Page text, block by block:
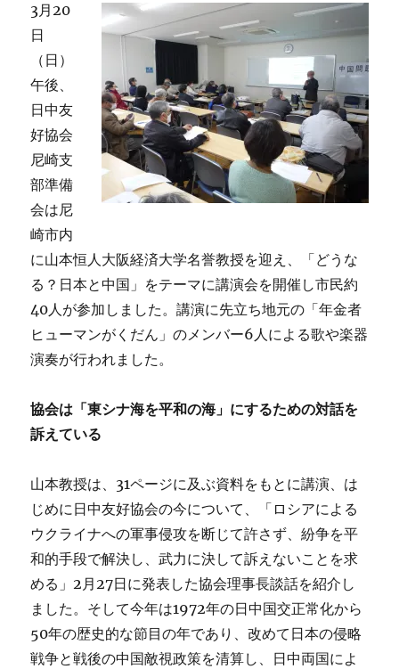
3月20
日
（日）
午後、
日中友
好協会
尼崎支
部準備
会は尼
崎市内
に山本恒人大阪経済大学名誉教授を迎え、「どうな
る？日本と中国」をテーマに講演会を開催し市民約
40人が参加しました。講演に先立ち地元の「年金者
ヒューマンがくだん」のメンバー6人による歌や楽器
演奏が行われました。
協会は「東シナ海を平和の海」にするための対話を
訴えている
山本教授は、31ページに及ぶ資料をもとに講演、は
じめに日中友好協会の今について、「ロシアによる
ウクライナへの軍事侵攻を断じて許さず、紛争を平
和的手段で解決し、武力に決して訴えないことを求
める」2月27日に発表した協会理事長談話を紹介し
ました。そして今年は1972年の日中国交正常化から
50年の歴史的な節目の年であり、改めて日本の侵略
戦争と戦後の中国敵視政策を清算し、日中両国によ